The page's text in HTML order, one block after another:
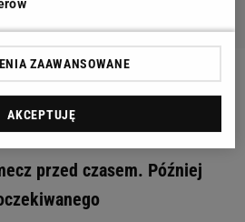
przed czasem. Później
ZAAWANSOWANE
AKCEPTUJĘ